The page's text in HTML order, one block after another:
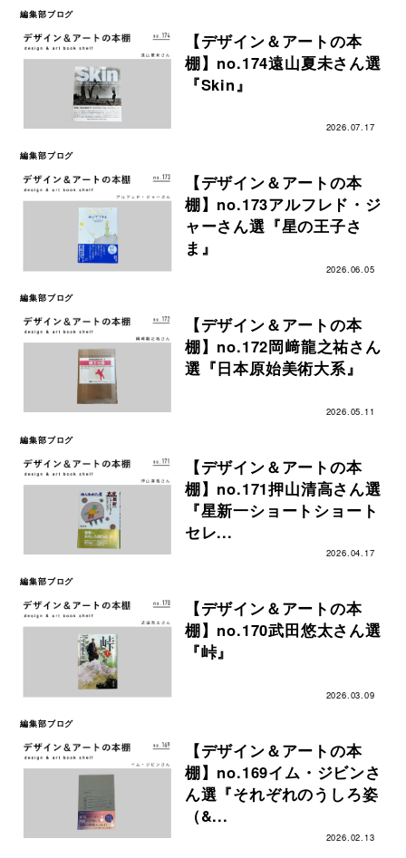
編集部ブログ
【デザイン＆アートの本
棚】no.174遠山夏未さん選
『Skin』
2026.07.17
編集部ブログ
【デザイン＆アートの本
棚】no.173アルフレド・ジ
ャーさん選『星の王子さ
ま』
2026.06.05
編集部ブログ
【デザイン＆アートの本
棚】no.172岡﨑龍之祐さん
選『日本原始美術大系』
2026.05.11
編集部ブログ
【デザイン＆アートの本
棚】no.171押山清高さん選
『星新一ショートショート
セレ...
2026.04.17
編集部ブログ
【デザイン＆アートの本
棚】no.170武田悠太さん選
『峠』
2026.03.09
編集部ブログ
【デザイン＆アートの本
棚】no.169イム・ジビンさ
ん選『それぞれのうしろ姿
（&...
2026.02.13